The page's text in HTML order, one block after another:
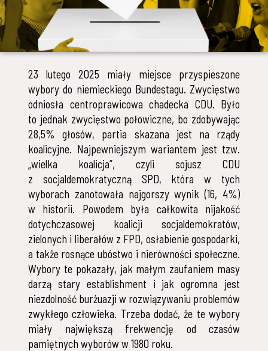
23 lutego 2025 miały miejsce przyspieszone
wybory do niemieckiego Bundestagu. Zwycięstwo
odniosła centroprawicowa chadecka CDU. Było
to jednak zwycięstwo połowiczne, bo zdobywając
28,5% głosów, partia skazana jest na rządy
koalicyjne. Najpewniejszym wariantem jest tzw.
„wielka koalicja”, czyli sojusz CDU
z socjaldemokratyczną SPD, która w tych
wyborach zanotowała najgorszy wynik (16, 4%)
w historii. Powodem była całkowita nijakość
dotychczasowej koalicji socjaldemokratów,
zielonych i liberałów z FPD, osłabienie gospodarki,
a także rosnące ubóstwo i nierówności społeczne.
Wybory te pokazały, jak małym zaufaniem masy
darzą stary establishment i jak ogromna jest
niezdolność burżuazji w rozwiązywaniu problemów
zwykłego człowieka. Trzeba dodać, że te wybory
miały największą frekwencję od czasów
pamiętnych wyborów w 1980 roku.